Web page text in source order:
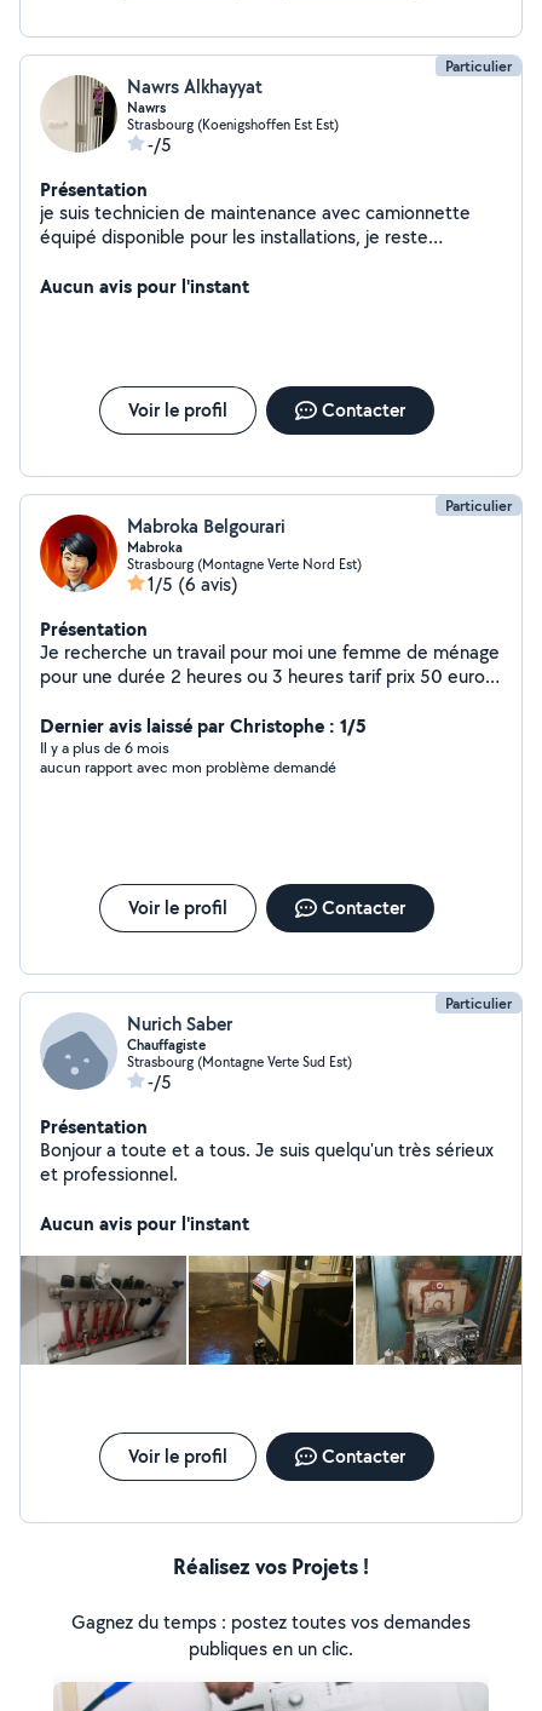
Particulier
Nawrs Alkhayyat
Nawrs
Strasbourg (Koenigshoffen Est Est)
-/5
Présentation
je suis technicien de maintenance avec camionnette
équipé disponible pour les installations, je reste
Aucun avis pour l'instant
Voir le profil Contacter
Particulier
Mabroka Belgourari
Mabroka
Strasbourg (Montagne Verte Nord Est)
1/5 (6 avis)
Présentation
Je recherche un travail pour moi une femme de ménage
pour une durée 2 heures ou 3 heures tarif prix 50 euro
uniquement à Strasbourg
Dernier avis laissé par Christophe : 1/5
Il y a plus de 6 mois
aucun rapport avec mon problème demandé
Voir le profil Contacter
Particulier
Nurich Saber
Chauffagiste
Strasbourg (Montagne Verte Sud Est)
-/5
Présentation
Bonjour a toute et a tous. Je suis quelqu'un très sérieux
et professionnel.
Aucun avis pour l'instant
Voir le profil Contacter
Réalisez vos Projets !
Gagnez du temps : postez toutes vos demandes
publiques en un clic.